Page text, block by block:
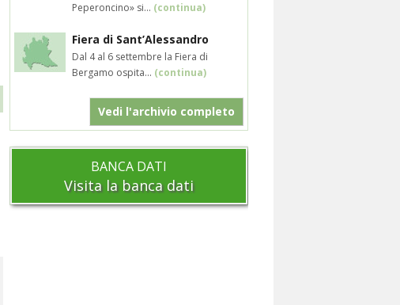
Peperoncino» si... (continua)
Fiera di Sant’Alessandro
Dal 4 al 6 settembre la Fiera di
Bergamo ospita... (continua)
Vedi l'archivio completo
BANCA DATI
Visita la banca dati